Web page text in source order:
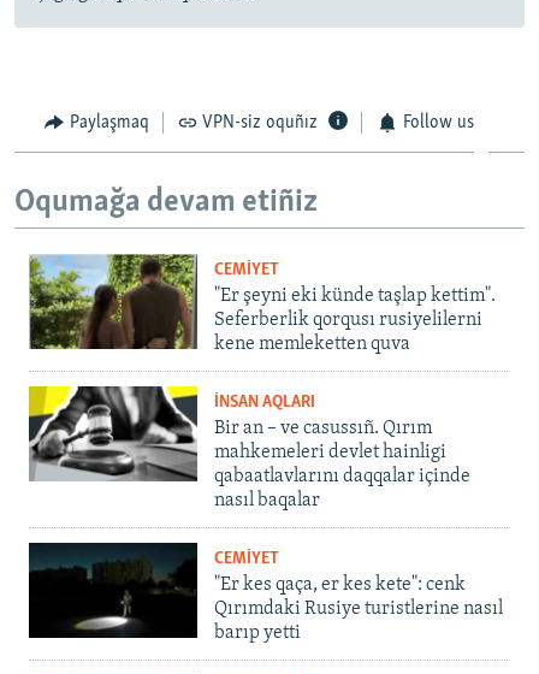
Paylaşmaq VPN-siz oquñız Follow us
Oqumağa devam etiñiz
CEMİYET
"Er şeyni eki künde taşlap kettim".
Seferberlik qorqusı rusiyelilerni
kene memleketten quva
İNSAN AQLARI
Bir an – ve casussıñ. Qırım
mahkemeleri devlet hainligi
qabaatlavlarını daqqalar içinde
nasıl baqalar
CEMİYET
"Er kes qaça, er kes kete": cenk
Qırımdaki Rusiye turistlerine nasıl
barıp yetti